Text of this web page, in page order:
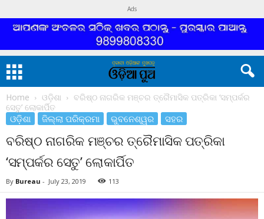
Ads
Home ଓଡ଼ିଶା
ବରିଷ୍ଠ ନାଗରିକ ମଞ୍ଚର ତ୍ରୈମାସିକ ପତ୍ରିକା ‘ସମ୍ପର୍କର
ସେତୁ’ ଲୋକାର୍ପିତ
ଓଡ଼ିଶା ଜିଲ୍ଲା ପରିକ୍ରମା ଭୁବନେଶ୍ୱର ସହର
ବରିଷ୍ଠ ନାଗରିକ ମଞ୍ଚର ତ୍ରୈମାସିକ ପତ୍ରିକା
‘ସମ୍ପର୍କର ସେତୁ’ ଲୋକାର୍ପିତ
By Bureau - July 23, 2019 113